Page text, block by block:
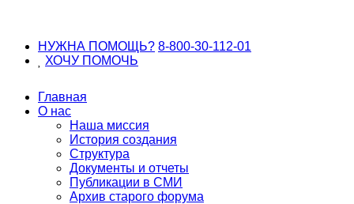
НУЖНА ПОМОЩЬ? 8-800-30-112-01
ХОЧУ ПОМОЧЬ
Главная
О нас
Наша миссия
История создания
Структура
Документы и отчеты
Публикации в СМИ
Архив старого форума